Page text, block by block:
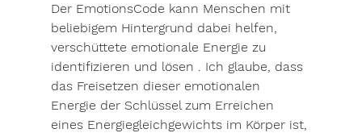
Der EmotionsCode kann Menschen mit
beliebigem Hintergrund dabei helfen,
verschüttete emotionale Energie zu
identifizieren und lösen . Ich glaube, dass
das Freisetzen dieser emotionalen
Energie der Schlüssel zum Erreichen
eines Energiegleichgewichts im Körper ist,